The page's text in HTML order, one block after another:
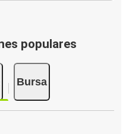
populares
Bursa